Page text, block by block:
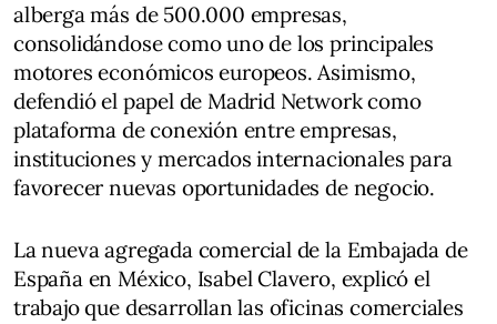
alberga más de 500.000 empresas,
consolidándose como uno de los principales
motores económicos europeos. Asimismo,
defendió el papel de Madrid Network como
plataforma de conexión entre empresas,
instituciones y mercados internacionales para
favorecer nuevas oportunidades de negocio.
La nueva agregada comercial de la Embajada de
España en México, Isabel Clavero, explicó el
trabajo que desarrollan las oficinas comerciales